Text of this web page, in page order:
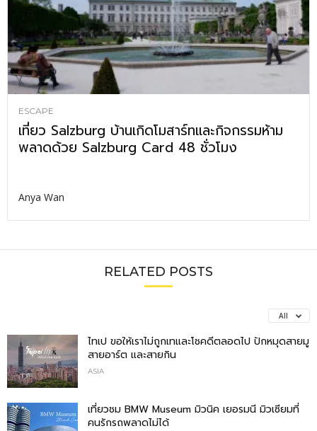
ESCAPE
เที่ยว Salzburg บ้านเกิดโมสาร์ทและกิจกรรมห้าม
พลาดด้วย Salzburg Card 48 ชั่วโมง
Anya Wan
RELATED POSTS
All
ไทเป ขอให้เราไม่ถูกเทและโชคดีตลอดไป ปักหมุดสายมู
สายอาร์ต และสายกิน
ASIA
เที่ยวชม BMW Museum มิวนิค เยอรมนี มิวเซียมที่
คนรักรถพลาดไม่ได้